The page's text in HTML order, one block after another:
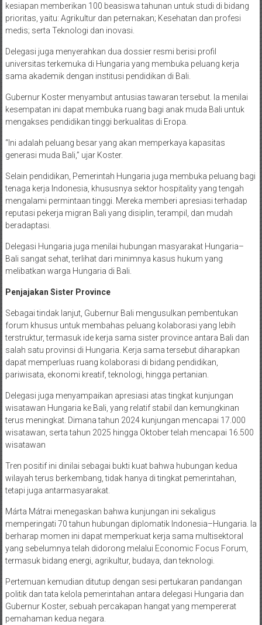
kesiapan memberikan 100 beasiswa tahunan untuk studi di bidang
prioritas, yaitu: Agrikultur dan peternakan; Kesehatan dan profesi
medis; serta Teknologi dan inovasi.
Delegasi juga menyerahkan dua dossier resmi berisi profil
universitas terkemuka di Hungaria yang membuka peluang kerja
sama akademik dengan institusi pendidikan di Bali.
Gubernur Koster menyambut antusias tawaran tersebut. Ia menilai
kesempatan ini dapat membuka ruang bagi anak muda Bali untuk
mengakses pendidikan tinggi berkualitas di Eropa.
“Ini adalah peluang besar yang akan memperkaya kapasitas
generasi muda Bali,” ujar Koster.
Selain pendidikan, Pemerintah Hungaria juga membuka peluang bagi
tenaga kerja Indonesia, khususnya sektor hospitality yang tengah
mengalami permintaan tinggi. Mereka memberi apresiasi terhadap
reputasi pekerja migran Bali yang disiplin, terampil, dan mudah
beradaptasi.
Delegasi Hungaria juga menilai hubungan masyarakat Hungaria–
Bali sangat sehat, terlihat dari minimnya kasus hukum yang
melibatkan warga Hungaria di Bali.
Penjajakan Sister Province
Sebagai tindak lanjut, Gubernur Bali mengusulkan pembentukan
forum khusus untuk membahas peluang kolaborasi yang lebih
terstruktur, termasuk ide kerja sama sister province antara Bali dan
salah satu provinsi di Hungaria. Kerja sama tersebut diharapkan
dapat memperluas ruang kolaborasi di bidang pendidikan,
pariwisata, ekonomi kreatif, teknologi, hingga pertanian.
Delegasi juga menyampaikan apresiasi atas tingkat kunjungan
wisatawan Hungaria ke Bali, yang relatif stabil dan kemungkinan
terus meningkat. Dimana tahun 2024 kunjungan mencapai 17.000
wisatawan, serta tahun 2025 hingga Oktober telah mencapai 16.500
wisatawan
Tren positif ini dinilai sebagai bukti kuat bahwa hubungan kedua
wilayah terus berkembang, tidak hanya di tingkat pemerintahan,
tetapi juga antarmasyarakat.
Márta Mátrai menegaskan bahwa kunjungan ini sekaligus
memperingati 70 tahun hubungan diplomatik Indonesia–Hungaria. Ia
berharap momen ini dapat memperkuat kerja sama multisektoral
yang sebelumnya telah didorong melalui Economic Focus Forum,
termasuk bidang energi, agrikultur, budaya, dan teknologi.
Pertemuan kemudian ditutup dengan sesi pertukaran pandangan
politik dan tata kelola pemerintahan antara delegasi Hungaria dan
Gubernur Koster, sebuah percakapan hangat yang mempererat
pemahaman kedua negara.